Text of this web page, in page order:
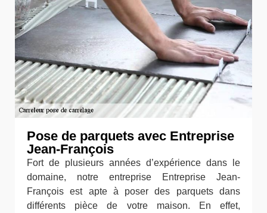
Pose de parquets avec Entreprise
Jean-François
Fort de plusieurs années d’expérience dans le
domaine, notre entreprise Entreprise Jean-
François est apte à poser des parquets dans
différents pièce de votre maison. En effet,